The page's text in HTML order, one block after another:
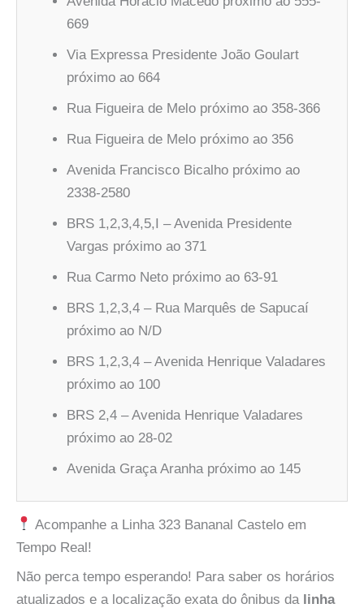
669
Via Expressa Presidente João Goulart
próximo ao 664
Rua Figueira de Melo próximo ao 358-366
Rua Figueira de Melo próximo ao 356
Avenida Francisco Bicalho próximo ao
2338-2580
BRS 1,2,3,4,5,I – Avenida Presidente
Vargas próximo ao 371
Rua Carmo Neto próximo ao 63-91
BRS 1,2,3,4 – Rua Marquês de Sapucaí
próximo ao N/D
BRS 1,2,3,4 – Avenida Henrique Valadares
próximo ao 100
BRS 2,4 – Avenida Henrique Valadares
próximo ao 28-02
Avenida Graça Aranha próximo ao 145
Acompanhe a Linha 323 Bananal Castelo em
Tempo Real!
Não perca tempo esperando! Para saber os horários
atualizados e a localização exata do ônibus da linha